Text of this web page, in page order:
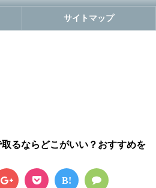
サイトマップ
るならどこがいい？おすすめを
B!